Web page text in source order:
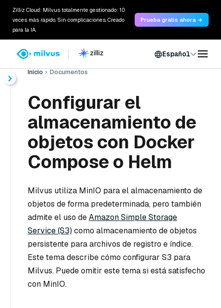
Zilliz Cloud: Milvus totalmente gestionado: 10
veces más rápido. Sin complicaciones. Creado
para la IA.
Prueba gratis ahora →
Español
Inicio Documentos
Configurar el
almacenamiento de
objetos con Docker
Compose o Helm
Milvus utiliza MinIO para el almacenamiento de
objetos de forma predeterminada, pero también
admite el uso deAmazon Simple Storage
Service (S3) como almacenamiento de objetos
persistente para archivos de registro e índice.
Este tema describe cómo configurar S3 para
Milvus. Puede omitir este tema si está satisfecho
con MinIO.